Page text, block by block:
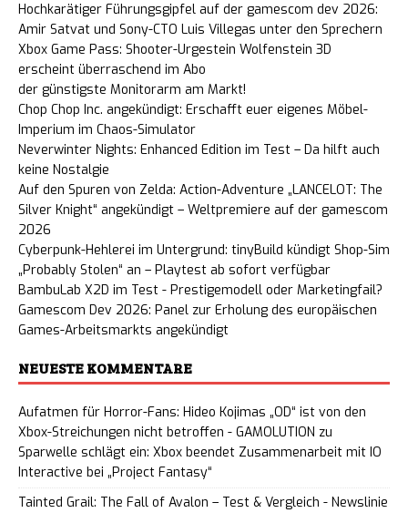
Hochkarätiger Führungsgipfel auf der gamescom dev 2026:
Amir Satvat und Sony-CTO Luis Villegas unter den Sprechern
Xbox Game Pass: Shooter-Urgestein Wolfenstein 3D
erscheint überraschend im Abo
der günstigste Monitorarm am Markt!
Chop Chop Inc. angekündigt: Erschafft euer eigenes Möbel-
Imperium im Chaos-Simulator
Neverwinter Nights: Enhanced Edition im Test – Da hilft auch
keine Nostalgie
Auf den Spuren von Zelda: Action-Adventure „LANCELOT: The
Silver Knight“ angekündigt – Weltpremiere auf der gamescom
2026
Cyberpunk-Hehlerei im Untergrund: tinyBuild kündigt Shop-Sim
„Probably Stolen“ an – Playtest ab sofort verfügbar
BambuLab X2D im Test - Prestigemodell oder Marketingfail?
Gamescom Dev 2026: Panel zur Erholung des europäischen
Games-Arbeitsmarkts angekündigt
NEUESTE KOMMENTARE
Aufatmen für Horror-Fans: Hideo Kojimas „OD“ ist von den
Xbox-Streichungen nicht betroffen - GAMOLUTION zu
Sparwelle schlägt ein: Xbox beendet Zusammenarbeit mit IO
Interactive bei „Project Fantasy“
Tainted Grail: The Fall of Avalon – Test & Vergleich - Newslinie